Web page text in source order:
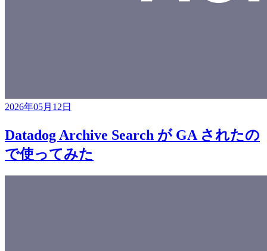
2026年05月12日
Datadog Archive Search が GA されたの
で使ってみた